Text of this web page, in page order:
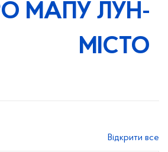
МАПУ ЛУН-
МІСТО
Відкрити все